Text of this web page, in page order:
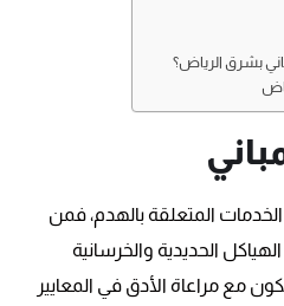
بشرق الرياض؟
المتعلقة بالهدم، فمن
الهياكل الحديدية والخرسانية
مع مراعاة الأدق في المعايير